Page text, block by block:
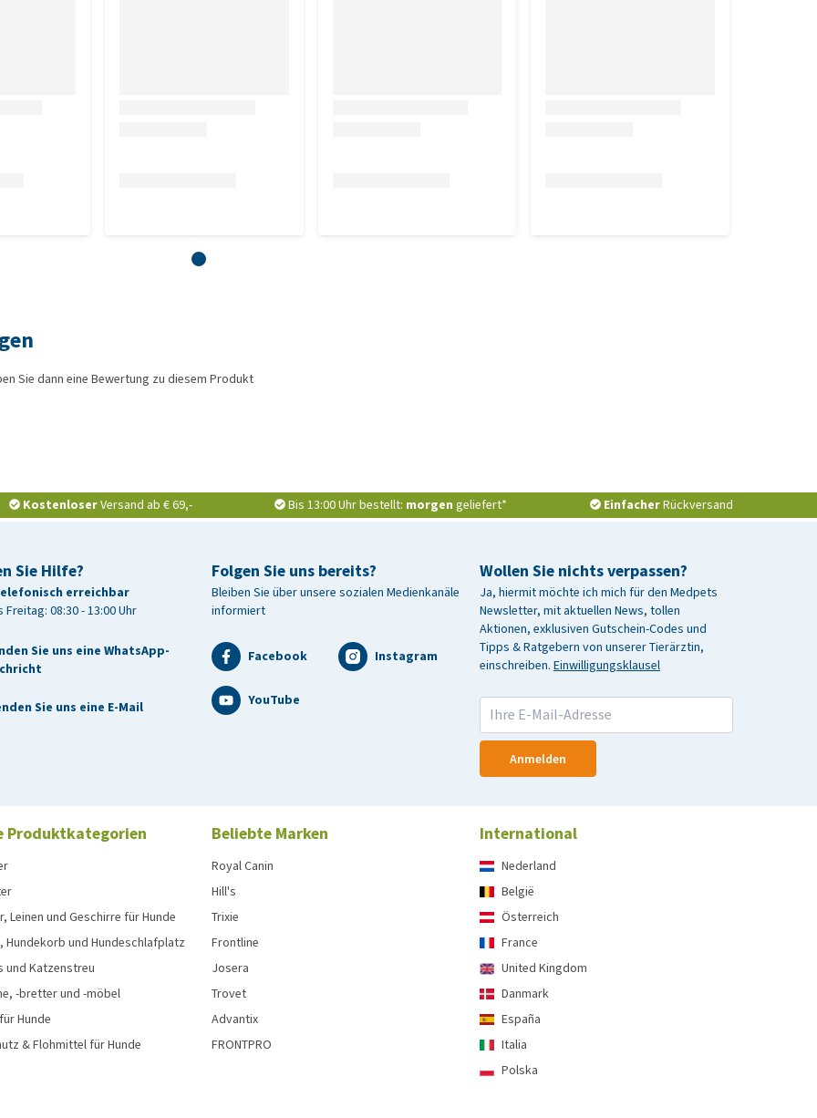
Sie dann eine Bewertung zu diesem Produkt
KostenloserVersand ab € 69,- Bis 13:00 Uhr bestellt: morgen geliefert* EinfacherRückversand
Sie Hilfe?
erreichbar
08:30 - 13:00 Uhr
Sie uns eine WhatsApp-
Sie uns eine E-Mail
Wollen Sie nichts verpassen?
Ja, hiermit möchte ich mich für den Medpets
Newsletter, mit aktuellen News, tollen
Aktionen, exklusiven Gutschein-Codes und
Tipps & Ratgebern von unserer Tierärztin,
einschreiben. Einwilligungsklausel
Anmelden
Folgen Sie uns bereits?
Bleiben Sie über unsere sozialen Medienkanäle
informiert
Facebook Instagram
YouTube
Produktkategorien
Leinen und Geschirre für Hunde
Hundekorb und Hundeschlafplatz
und Katzenstreu
-bretter und -möbel
Hunde
& Flohmittel für Hunde
Beliebte Marken
Royal Canin
Hill's
Trixie
Frontline
Josera
Trovet
Advantix
FRONTPRO
International
Nederland
België
Österreich
France
United Kingdom
Danmark
España
Italia
Polska